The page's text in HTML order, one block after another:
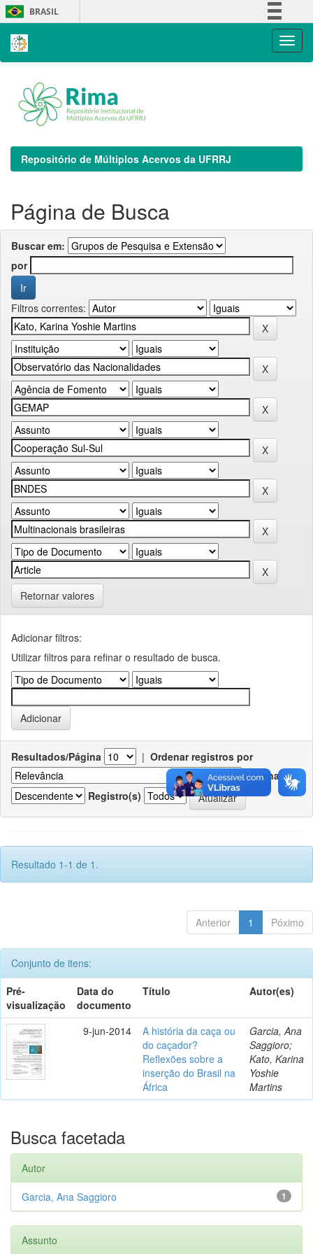
Skip
navigation
BRASIL
Repositório de Múltiplos Acervos da UFRRJ
Página de Busca
Buscar em:
por
Filtros correntes:
Retornar valores
Adicionar filtros:
Utilizar filtros para refinar o resultado de busca.
Resultados/Página | Ordenar registros por
Ordenar
Registro(s)
Resultado 1-1 de 1.
Anterior 1 Póximo
Conjunto de itens:
Pré-
visualização
Data do
documento
Título Autor(es)
9-jun-2014
A história da caça ou
do caçador?
Reflexões sobre a
inserção do Brasil na
África
Garcia, Ana
Saggioro;
Kato, Karina
Yoshie
Martins
Busca facetada
Autor
1
Garcia, Ana Saggioro
Assunto